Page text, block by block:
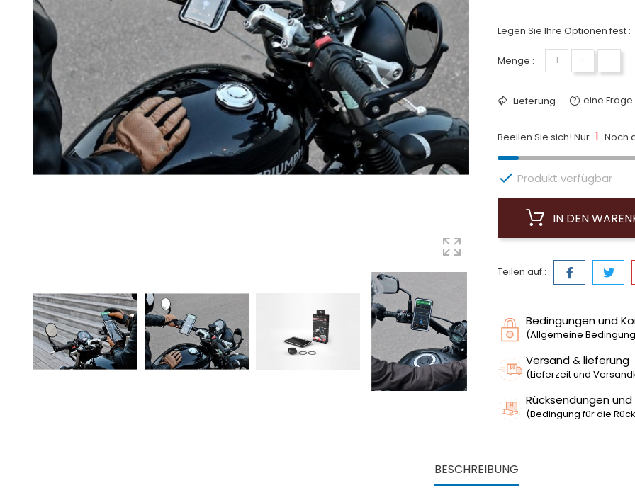
Legen Sie Ihre Optionen fest :
Menge : + −
Lieferung eine
Beeilen Sie sich! Nur 1 Noch
 Produkt verfügbar
IN DEN
Teilen auf :
Bedingungen und
(Allgemeine
Versand & lieferung
(Lieferzeit und
Rücksendungen
(Bedingung für die
BESCHREIBUNG